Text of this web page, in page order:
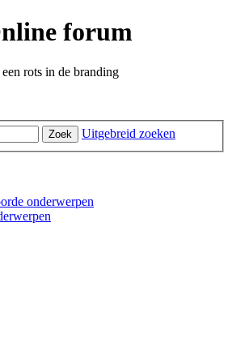
forum
rots in de branding
Zoek Uitgebreid zoeken
onderwerpen